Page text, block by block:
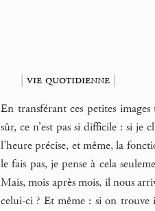
| vie quotidienne|
En transférant ces petites
sûr, ce n’est pas si difficile : si je
l’heure précise, et même, la
le fais pas, je pense à cela
Mais, mois après mois, il nous
celui-ci ? Et même : si on trouve